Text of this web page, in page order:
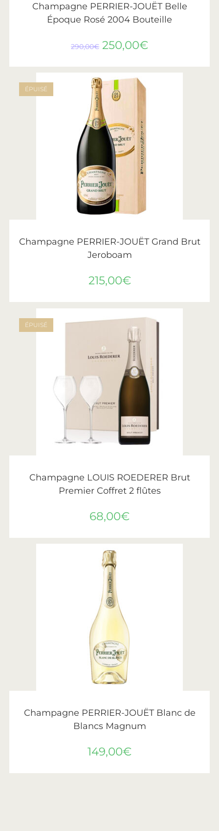
Champagne PERRIER-JOUËT Belle
Époque Rosé 2004 Bouteille
290,00€ 250,00€
ÉPUISÉ
Champagne PERRIER-JOUËT Grand Brut
Jeroboam
215,00€
ÉPUISÉ
Champagne LOUIS ROEDERER Brut
Premier Coffret 2 flûtes
68,00€
Champagne PERRIER-JOUËT Blanc de
Blancs Magnum
149,00€